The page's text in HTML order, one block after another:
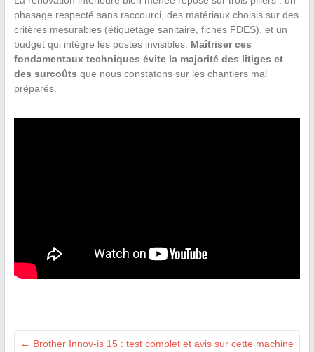
phasage respecté sans raccourci, des matériaux choisis sur des
critères mesurables (étiquetage sanitaire, fiches FDES), et un
budget qui intègre les postes invisibles. Maîtriser ces
fondamentaux techniques évite la majorité des litiges et
des surcoûts que nous constatons sur les chantiers mal
préparés.
← Brother Innov-is 15 : test complet et avis sur cette machine